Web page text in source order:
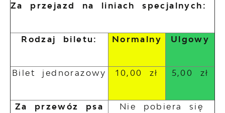
Za przejazd na liniach specjalnych:
Rodzaj biletu: Normalny Ulgowy
Bilet jednorazowy 10,00 zł 5,00 zł
Za przewóz psa
Nie pobiera się